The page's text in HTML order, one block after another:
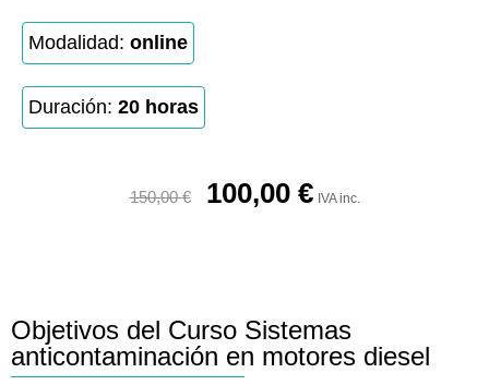
Modalidad: online
Duración: 20 horas
150,00€ 100,00 € IVA inc.
Objetivos del Curso Sistemas
anticontaminación en motores diesel